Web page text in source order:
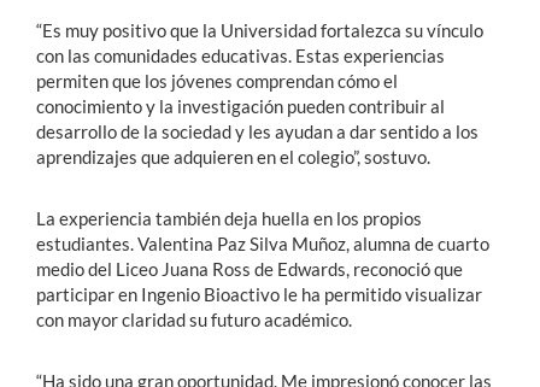
“Es muy positivo que la Universidad fortalezca su vínculo
con las comunidades educativas. Estas experiencias
permiten que los jóvenes comprendan cómo el
conocimiento y la investigación pueden contribuir al
desarrollo de la sociedad y les ayudan a dar sentido a los
aprendizajes que adquieren en el colegio”, sostuvo.
La experiencia también deja huella en los propios
estudiantes. Valentina Paz Silva Muñoz, alumna de cuarto
medio del Liceo Juana Ross de Edwards, reconoció que
participar en Ingenio Bioactivo le ha permitido visualizar
con mayor claridad su futuro académico.
“Ha sido una gran oportunidad. Me impresionó conocer las